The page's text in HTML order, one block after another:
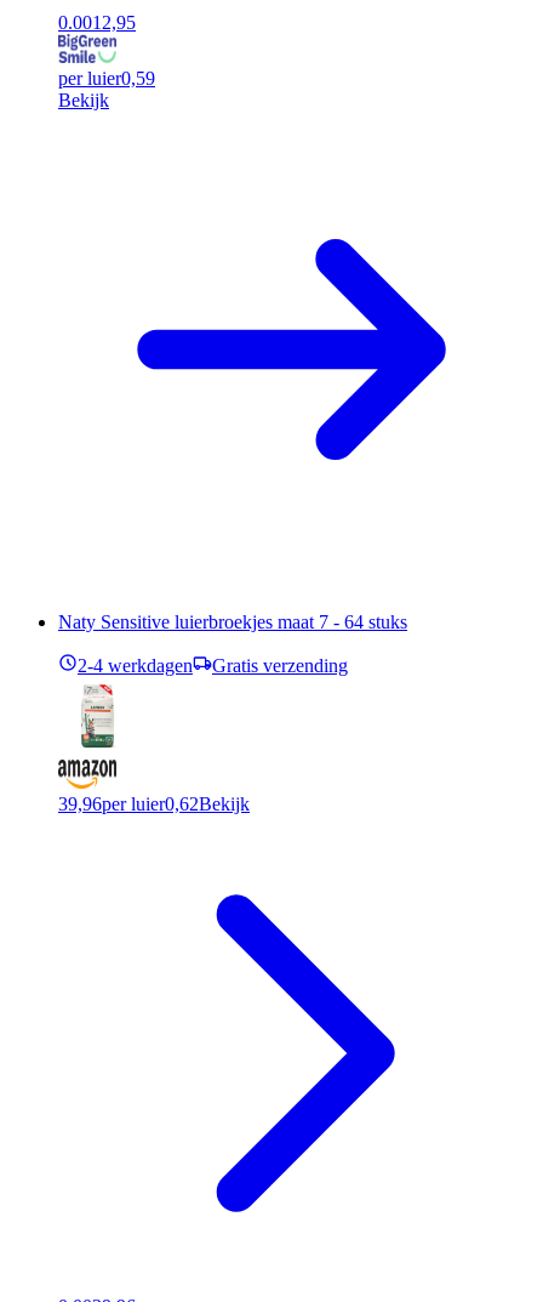
0.0012,95
per luier0,59
Bekijk
Naty Sensitive luierbroekjes maat 7 - 64 stuks
2-4 werkdagen Gratis verzending
39,96per luier0,62Bekijk